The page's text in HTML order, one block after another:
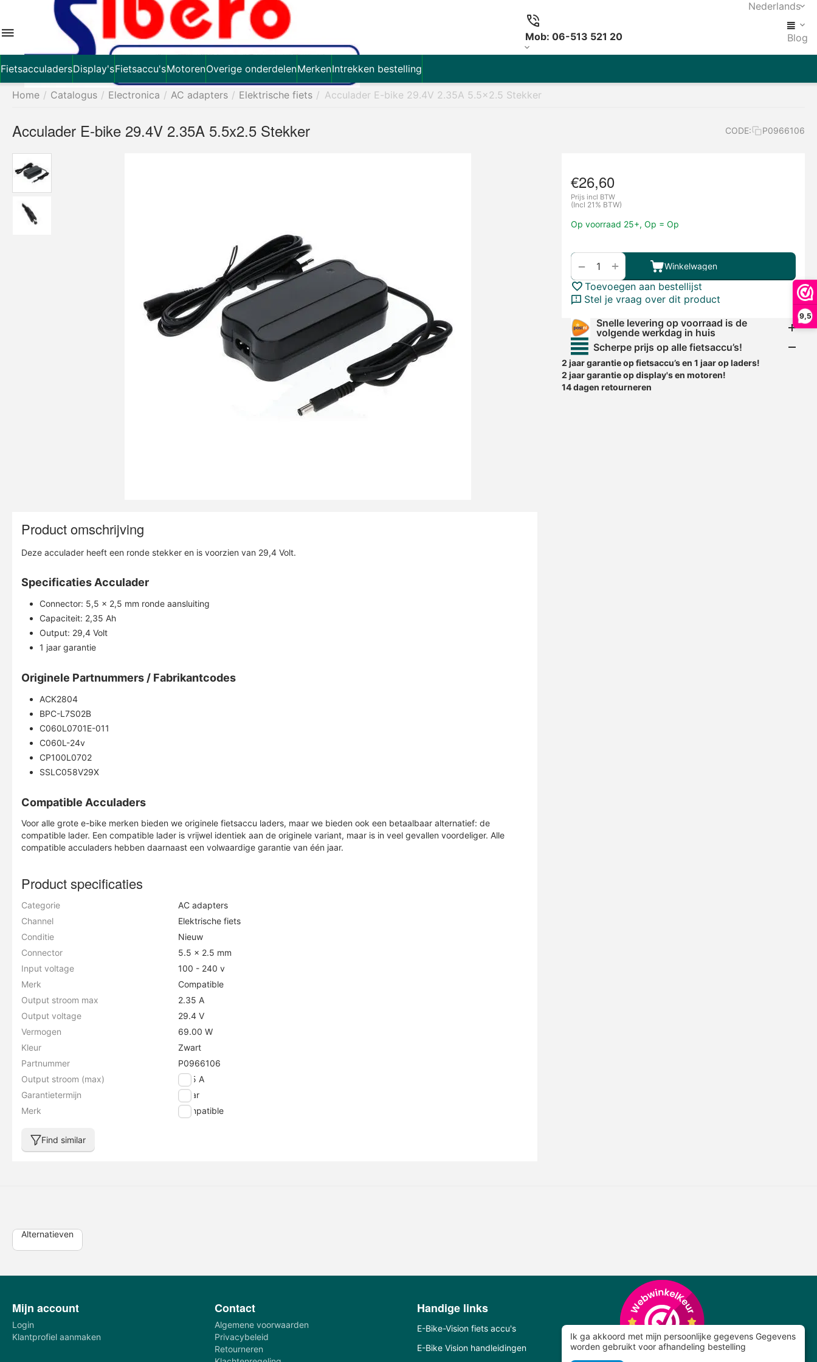
9,5
Nederlands
Mob: 06-513 521 20 Blog
FietsacculadersDisplay'sFietsaccu'sMotorenOverige onderdelenMerkenIntrekken bestelling
Home / Catalogus / Electronica / AC adapters / Elektrische fiets / Acculader E-bike 29.4V 2.35A 5.5x2.5 Stekker
Acculader E-bike 29.4V 2.35A 5.5x2.5 Stekker CODE: P0966106
€26,60
Prijs incl BTW
(Incl 21% BTW)
Op voorraad 25+, Op = Op
+
− Winkelwagen
Toevoegen aan bestellijst
Stel je vraag over dit product
Snelle levering op voorraad is de
volgende werkdag in huis
Scherpe prijs op alle fietsaccu’s!
2 jaar garantie op fietsaccu’s en 1 jaar op laders!
2 jaar garantie op display's en motoren!
14 dagen retourneren
Product omschrijving
Deze acculader heeft een ronde stekker en is voorzien van 29,4 Volt.
Specificaties Acculader
Connector: 5,5 x 2,5 mm ronde aansluiting
Capaciteit: 2,35 Ah
Output: 29,4 Volt
1 jaar garantie
Originele Partnummers / Fabrikantcodes
ACK2804
BPC-L7S02B
C060L0701E-011
C060L-24v
CP100L0702
SSLC058V29X
Compatible Acculaders
Voor alle grote e-bike merken bieden we originele fietsaccu laders, maar we bieden ook een betaalbaar alternatief: de
compatible lader. Een compatible lader is vrijwel identiek aan de originele variant, maar is in veel gevallen voordeliger. Alle
compatible acculaders hebben daarnaast een volwaardige garantie van één jaar.
Product specificaties
Categorie
AC adapters
Channel
Elektrische fiets
Conditie
Nieuw
Connector
5.5 x 2.5 mm
Input voltage
100 - 240 v
Merk
Compatible
Output stroom max
2.35 A
Output voltage
29.4 V
Vermogen
69.00 W
Kleur
Zwart
Partnummer
P0966106
Output stroom (max)
2.35 A
Garantietermijn
1 jaar
Merk
Compatible
Find similar
Alternatieven
Mijn account
Login
Klantprofiel aanmaken
Contact
Algemene voorwaarden
Privacybeleid
Retourneren
Handige links
E-Bike-Vision fiets accu's
E-Bike Vision handleidingen
Ik ga akkoord met mijn persoonlijke gegevens Gegevens
worden gebruikt voor afhandeling bestelling